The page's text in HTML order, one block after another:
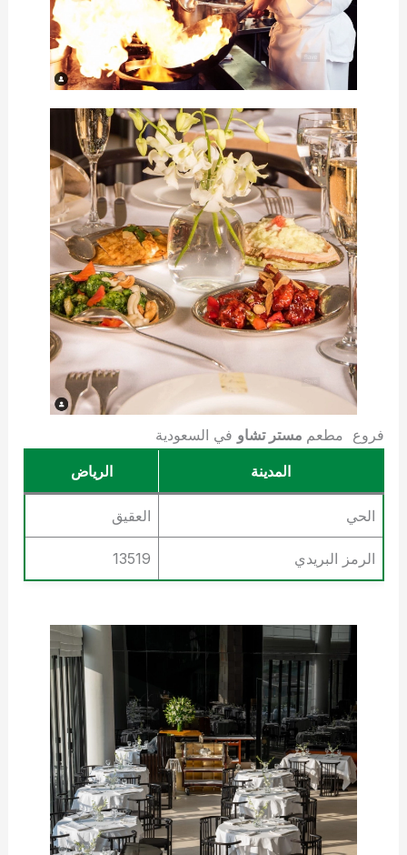
فروع مطعم مستر تشاو في السعودية
المدينة
الرياض
الحي العقيق
الرمز البريدي 13519